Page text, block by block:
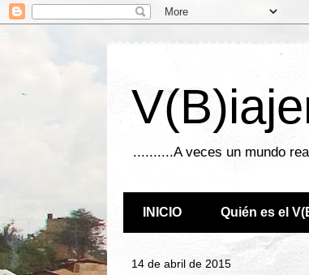
..........A veces un mundo
INICIO Quién es el
14 de abril de 2015